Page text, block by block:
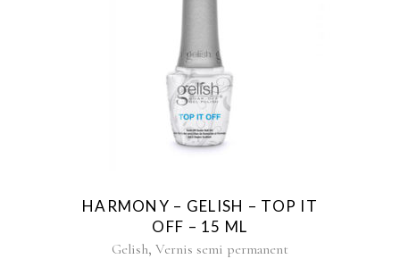
HARMONY – GELISH – TOP IT
OFF – 15 ML
Gelish, Vernis semi permanent